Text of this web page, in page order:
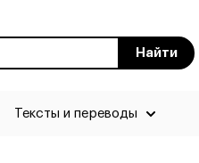
Найти
Тексты и переводы